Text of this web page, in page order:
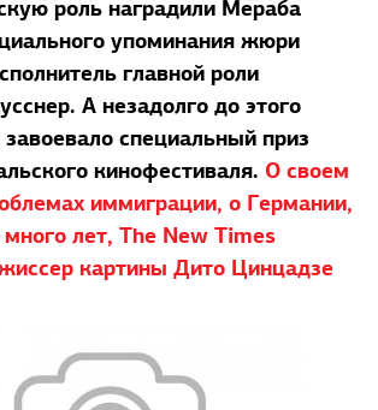
роль наградили Мераба
упоминания жюри
главной роли
А незадолго до этого
специальный приз
кинофестиваля. О своем
иммиграции, о Германии,
лет, The New Times
картины Дито Цинцадзе